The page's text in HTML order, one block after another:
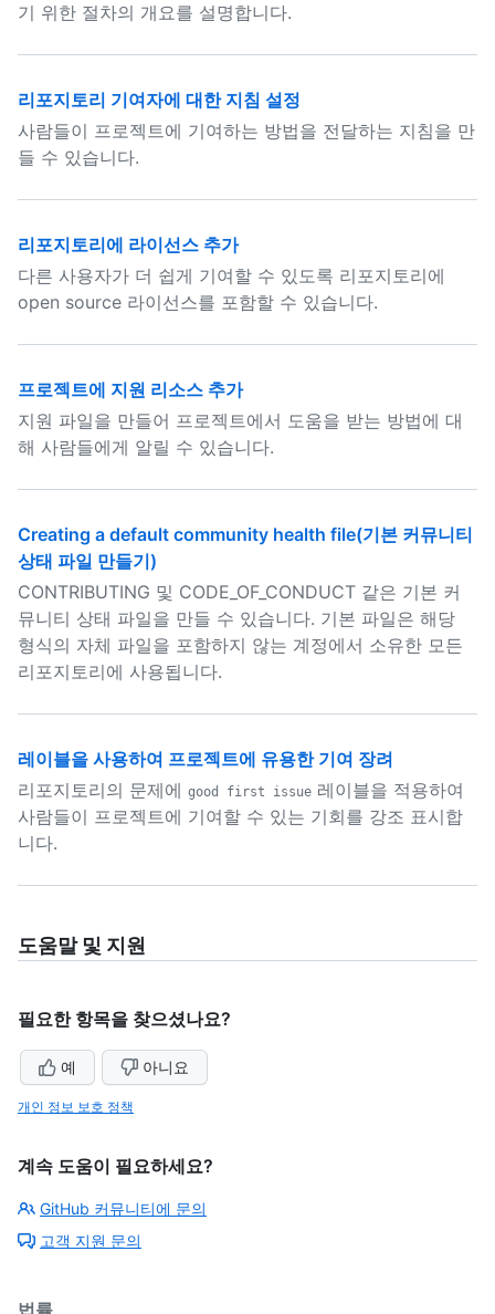
기 위한 절차의 개요를 설명합니다.
리포지토리 기여자에 대한 지침 설정
사람들이 프로젝트에 기여하는 방법을 전달하는 지침을 만
들 수 있습니다.
리포지토리에 라이선스 추가
다른 사용자가 더 쉽게 기여할 수 있도록 리포지토리에
open source 라이선스를 포함할 수 있습니다.
프로젝트에 지원 리소스 추가
지원 파일을 만들어 프로젝트에서 도움을 받는 방법에 대
해 사람들에게 알릴 수 있습니다.
Creating a default community health file(기본 커뮤니티
상태 파일 만들기)
CONTRIBUTING 및 CODE_OF_CONDUCT 같은 기본 커
뮤니티 상태 파일을 만들 수 있습니다. 기본 파일은 해당
형식의 자체 파일을 포함하지 않는 계정에서 소유한 모든
리포지토리에 사용됩니다.
레이블을 사용하여 프로젝트에 유용한 기여 장려
리포지토리의 문제에 good first issue 레이블을 적용하여
사람들이 프로젝트에 기여할 수 있는 기회를 강조 표시합
니다.
도움말 및 지원
필요한 항목을 찾으셨나요?
예 아니요
개인 정보 보호 정책
계속 도움이 필요하세요?
GitHub 커뮤니티에 문의
고객 지원 문의
법률